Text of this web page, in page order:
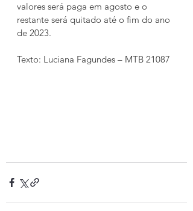
valores será paga em agosto e o
restante será quitado até o fim do ano
de 2023.
Texto: Luciana Fagundes – MTB 21087